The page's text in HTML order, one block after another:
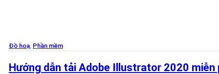
Đồ hoạ, Phần mềm
Hướng dẫn tải Adobe Illustrator 2020 miễn